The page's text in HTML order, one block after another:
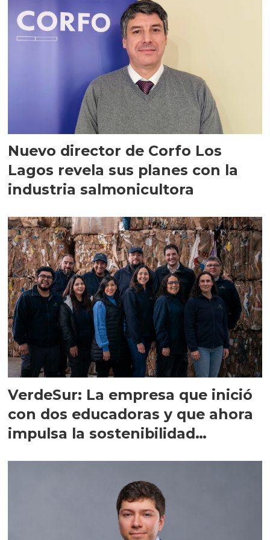
Nuevo director de Corfo Los
Lagos revela sus planes con la
industria salmonicultora
VerdeSur: La empresa que inició
con dos educadoras y que ahora
impulsa la sostenibilidad